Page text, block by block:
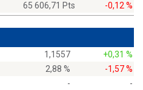
65 606,71 Pts -0,12 %
1,1557
+0,31 %
2,88 %
-1,57 %
-
-